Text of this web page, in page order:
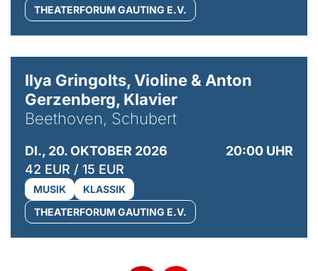
THEATERFORUM GAUTING E.V.
Ilya Gringolts, Violine & Anton
Gerzenberg, Klavier
Beethoven, Schubert
DI., 20. OKTOBER 2026
20:00 UHR
42 EUR / 15 EUR
MUSIK
KLASSIK
THEATERFORUM GAUTING E.V.